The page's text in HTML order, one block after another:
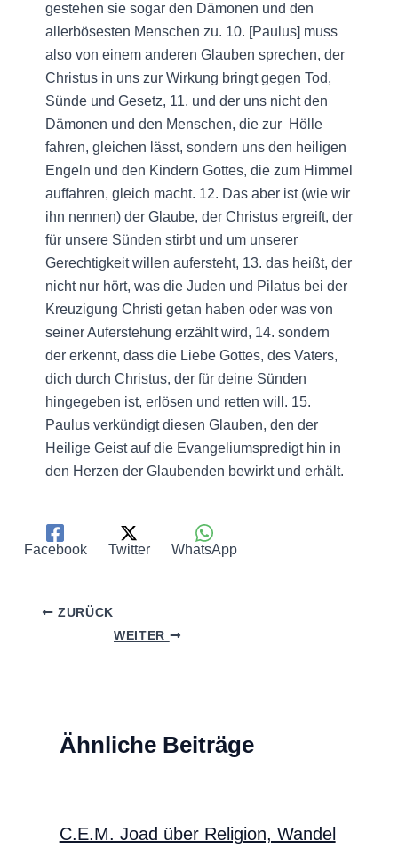
gestehen sie sogar den Dämonen und den
allerbösesten Menschen zu. 10. [Paulus] muss
also von einem anderen Glauben sprechen, der
Christus in uns zur Wirkung bringt gegen Tod,
Sünde und Gesetz, 11. und der uns nicht den
Dämonen und den Menschen, die zur Hölle
fahren, gleichen lässt, sondern uns den heiligen
Engeln und den Kindern Gottes, die zum Himmel
auffahren, gleich macht. 12. Das aber ist (wie wir
ihn nennen) der Glaube, der Christus ergreift, der
für unsere Sünden stirbt und um unserer
Gerechtigkeit willen aufersteht, 13. das heißt, der
nicht nur hört, was die Juden und Pilatus bei der
Kreuzigung Christi getan haben oder was von
seiner Auferstehung erzählt wird, 14. sondern
der erkennt, dass die Liebe Gottes, des Vaters,
dich durch Christus, der für deine Sünden
hingegeben ist, erlösen und retten will. 15.
Paulus verkündigt diesen Glauben, den der
Heilige Geist auf die Evangeliumspredigt hin in
den Herzen der Glaubenden bewirkt und erhält.
Facebook Twitter WhatsApp
ZURÜCK
WEITER
Ähnliche Beiträge
C.E.M. Joad über Religion, Wandel